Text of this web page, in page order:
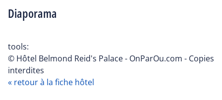
Diaporama
tools:
© Hôtel Belmond Reid's Palace - OnParOu.com - Copies
interdites
« retour à la fiche hôtel